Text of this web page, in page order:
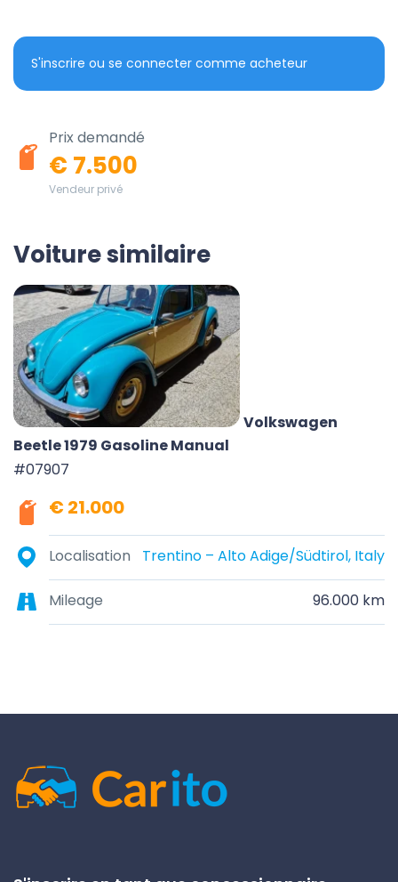
S'inscrire ou se connecter comme acheteur
Prix demandé
€ 7.500
Vendeur privé
Voiture similaire
Volkswagen
Beetle 1979 Gasoline Manual
#07907
€ 21.000
Localisation Trentino – Alto Adige/Südtirol, Italy
Mileage 96.000 km